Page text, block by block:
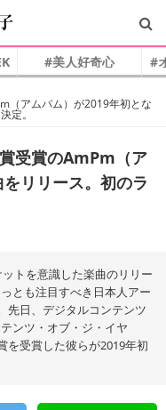
#美人好奇心 #
（アムパム）が2019年初とな
定。
受賞のAmPm（ア
リリース。初のラ
トを意識した楽曲のリリー
とも注目すべき日本人アー
先日、デジタルコンテンツ
ンツ・オブ・ジ・イヤ
を受賞した彼らが2019年初